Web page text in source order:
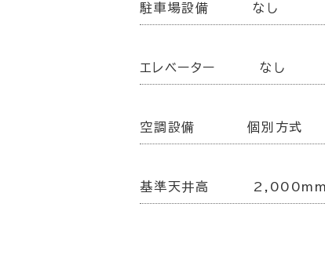
駐車場設備 なし
エレベーター なし
空調設備 個別方式
基準天井高